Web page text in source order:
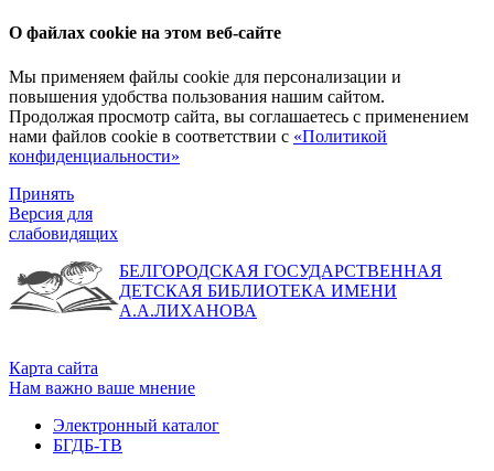
О файлах cookie на этом веб-сайте
Мы применяем файлы cookie для персонализации и
повышения удобства пользования нашим сайтом.
Продолжая просмотр сайта, вы соглашаетесь с применением
нами файлов cookie в соответствии с «Политикой
конфиденциальности»
Принять
Версия для
слабовидящих
БЕЛГОРОДСКАЯ ГОСУДАРСТВЕННАЯ
ДЕТСКАЯ БИБЛИОТЕКА ИМЕНИ
А.А.ЛИХАНОВА
Карта сайта
Нам важно ваше мнение
Электронный каталог
БГДБ-ТВ